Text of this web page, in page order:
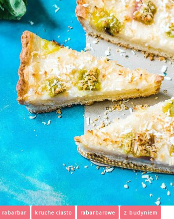
rabarbar kruche ciasto rabarbarowe z budyniem